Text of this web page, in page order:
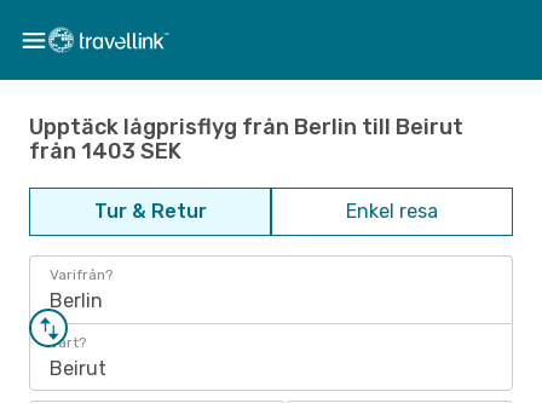
Upptäck lågprisflyg från Berlin till Beirut
från 1403 SEK
Tur & Retur Enkel resa
Varifrån?
Berlin
Vart?
Beirut